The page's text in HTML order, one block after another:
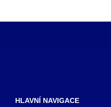
HLAVNÍ NAVIGACE